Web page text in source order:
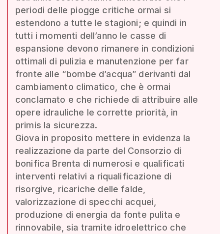
periodi delle piogge critiche ormai si
estendono a tutte le stagioni; e quindi in
tutti i momenti dell’anno le casse di
espansione devono rimanere in condizioni
ottimali di pulizia e manutenzione per far
fronte alle “bombe d’acqua” derivanti dal
cambiamento climatico, che è ormai
conclamato e che richiede di attribuire alle
opere idrauliche le corrette priorità, in
primis la sicurezza.
Giova in proposito mettere in evidenza la
realizzazione da parte del Consorzio di
bonifica Brenta di numerosi e qualificati
interventi relativi a riqualificazione di
risorgive, ricariche delle falde,
valorizzazione di specchi acquei,
produzione di energia da fonte pulita e
rinnovabile, sia tramite idroelettrico che